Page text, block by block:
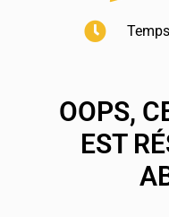
OOPS,
EST